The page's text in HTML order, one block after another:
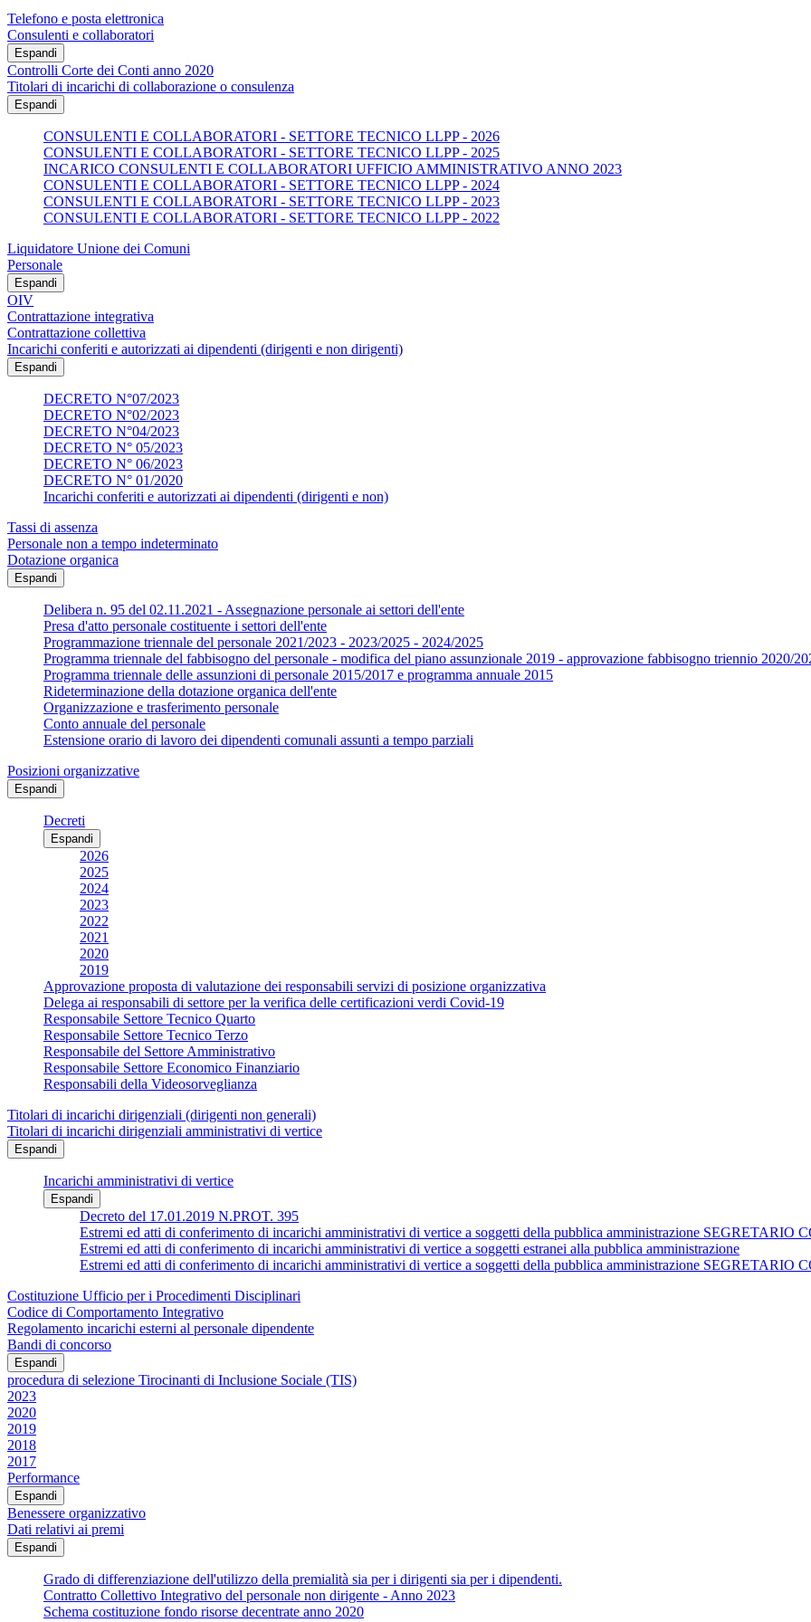
Telefono e posta elettronica
Consulenti e collaboratori
Espandi
Controlli Corte dei Conti anno 2020
Titolari di incarichi di collaborazione o consulenza
Espandi
CONSULENTI E COLLABORATORI - SETTORE TECNICO LLPP - 2026
CONSULENTI E COLLABORATORI - SETTORE TECNICO LLPP - 2025
INCARICO CONSULENTI E COLLABORATORI UFFICIO AMMINISTRATIVO ANNO 2023
CONSULENTI E COLLABORATORI - SETTORE TECNICO LLPP - 2024
CONSULENTI E COLLABORATORI - SETTORE TECNICO LLPP - 2023
CONSULENTI E COLLABORATORI - SETTORE TECNICO LLPP - 2022
Liquidatore Unione dei Comuni
Personale
Espandi
OIV
Contrattazione integrativa
Contrattazione collettiva
Incarichi conferiti e autorizzati ai dipendenti (dirigenti e non dirigenti)
Espandi
DECRETO N°07/2023
DECRETO N°02/2023
DECRETO N°04/2023
DECRETO N° 05/2023
DECRETO N° 06/2023
DECRETO N° 01/2020
Incarichi conferiti e autorizzati ai dipendenti (dirigenti e non)
Tassi di assenza
Personale non a tempo indeterminato
Dotazione organica
Espandi
Delibera n. 95 del 02.11.2021 - Assegnazione personale ai settori dell'ente
Presa d'atto personale costituente i settori dell'ente
Programmazione triennale del personale 2021/2023 - 2023/2025 - 2024/2025
Programma triennale del fabbisogno del personale - modifica del piano assunzionale 2019 - approvazione fabbisogno triennio 2020/
Programma triennale delle assunzioni di personale 2015/2017 e programma annuale 2015
Rideterminazione della dotazione organica dell'ente
Organizzazione e trasferimento personale
Conto annuale del personale
Estensione orario di lavoro dei dipendenti comunali assunti a tempo parziali
Posizioni organizzative
Espandi
Decreti
Espandi
2026
2025
2024
2023
2022
2021
2020
2019
Approvazione proposta di valutazione dei responsabili servizi di posizione organizzativa
Delega ai responsabili di settore per la verifica delle certificazioni verdi Covid-19
Responsabile Settore Tecnico Quarto
Responsabile Settore Tecnico Terzo
Responsabile del Settore Amministrativo
Responsabile Settore Economico Finanziario
Responsabili della Videosorveglianza
Titolari di incarichi dirigenziali (dirigenti non generali)
Titolari di incarichi dirigenziali amministrativi di vertice
Espandi
Incarichi amministrativi di vertice
Espandi
Decreto del 17.01.2019 N.PROT. 395
Estremi ed atti di conferimento di incarichi amministrativi di vertice a soggetti della pubblica amministrazione
Estremi ed atti di conferimento di incarichi amministrativi di vertice a soggetti estranei alla pubblica amministrazione
Estremi ed atti di conferimento di incarichi amministrativi di vertice a soggetti della pubblica amministrazione
Costituzione Ufficio per i Procedimenti Disciplinari
Codice di Comportamento Integrativo
Regolamento incarichi esterni al personale dipendente
Bandi di concorso
Espandi
procedura di selezione Tirocinanti di Inclusione Sociale (TIS)
2023
2020
2019
2018
2017
Performance
Espandi
Benessere organizzativo
Dati relativi ai premi
Espandi
Grado di differenziazione dell'utilizzo della premialità sia per i dirigenti sia per i dipendenti.
Contratto Collettivo Integrativo del personale non dirigente - Anno 2023
Schema costituzione fondo risorse decentrate anno 2020